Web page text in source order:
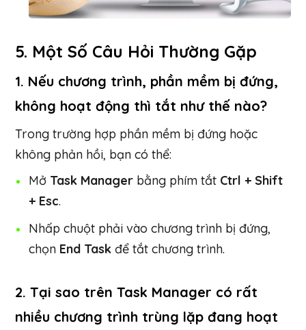
5. Một Số Câu Hỏi Thường Gặp
1. Nếu chương trình, phần mềm bị đứng,
không hoạt động thì tắt như thế nào?
Trong trường hợp phần mềm bị đứng hoặc
không phản hồi, bạn có thể:
Mở Task Manager bằng phím tắt Ctrl + Shift
+ Esc.
Nhấp chuột phải vào chương trình bị đứng,
chọn End Task để tắt chương trình.
2. Tại sao trên Task Manager có rất
nhiều chương trình trùng lặp đang hoạt